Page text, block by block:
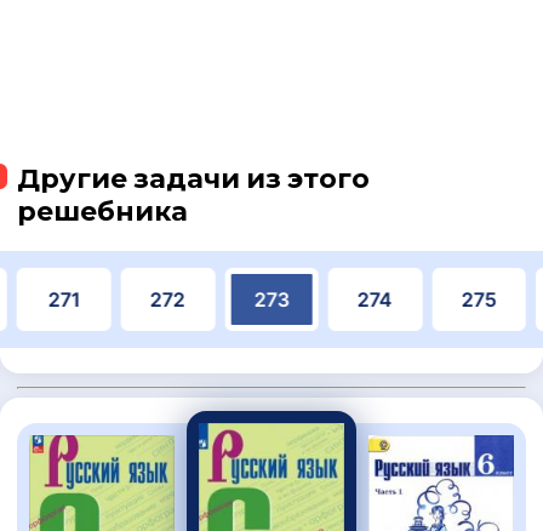
Другие задачи из этого
решебника
271 272 273 274 275